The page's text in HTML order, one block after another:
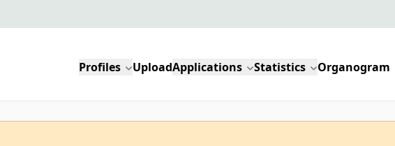
Profiles UploadApplications Statistics Organogram